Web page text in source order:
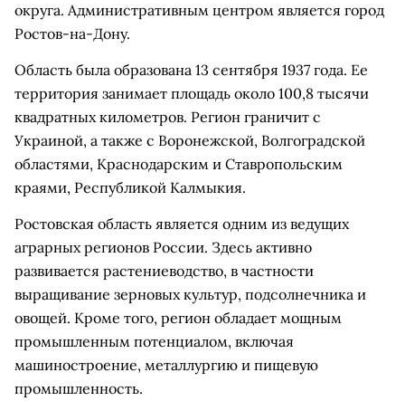
округа. Административным центром является город
Ростов-на-Дону.
Область была образована 13 сентября 1937 года. Ее
территория занимает площадь около 100,8 тысячи
квадратных километров. Регион граничит с
Украиной, а также с Воронежской, Волгоградской
областями, Краснодарским и Ставропольским
краями, Республикой Калмыкия.
Ростовская область является одним из ведущих
аграрных регионов России. Здесь активно
развивается растениеводство, в частности
выращивание зерновых культур, подсолнечника и
овощей. Кроме того, регион обладает мощным
промышленным потенциалом, включая
машиностроение, металлургию и пищевую
промышленность.